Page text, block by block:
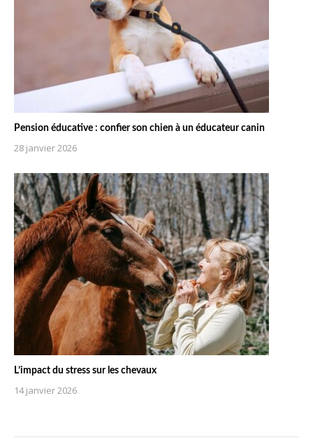
Pension éducative : confier son chien à un éducateur canin
28 janvier 2026
L’impact du stress sur les chevaux
14 janvier 2026